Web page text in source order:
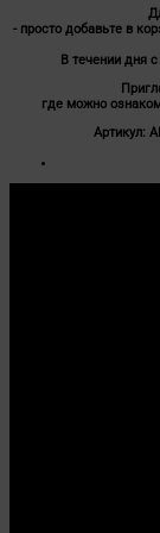
- просто добавьте в
В течении дня
где можно
Артикул: